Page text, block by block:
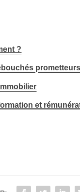
?
prometteurs
et